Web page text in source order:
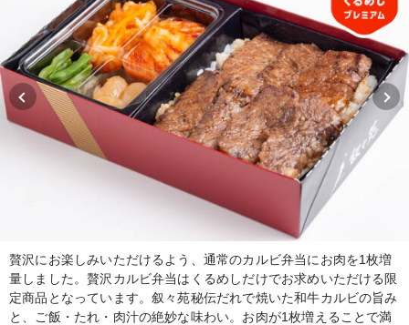
贅沢にお楽しみいただけるよう、通常のカルビ弁当にお肉を1枚増
量しました。贅沢カルビ弁当はくるめしだけでお求めいただける限
定商品となっています。叙々苑秘伝だれで焼いた和牛カルビの旨み
と、ご飯・たれ・肉汁の絶妙な味わい。お肉が1枚増えることで満